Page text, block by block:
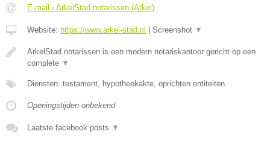
E-mail › ArkelStad notarissen (Arkel)
Website: https://www.arkel-stad.nl Screenshot ▼
ArkelStad notarissen is een modern notariskantoor gericht op een
complete ▼
Diensten: testament, hypotheekakte, oprichten entiteiten
Openingstijden onbekend
Laatste facebook posts ▼